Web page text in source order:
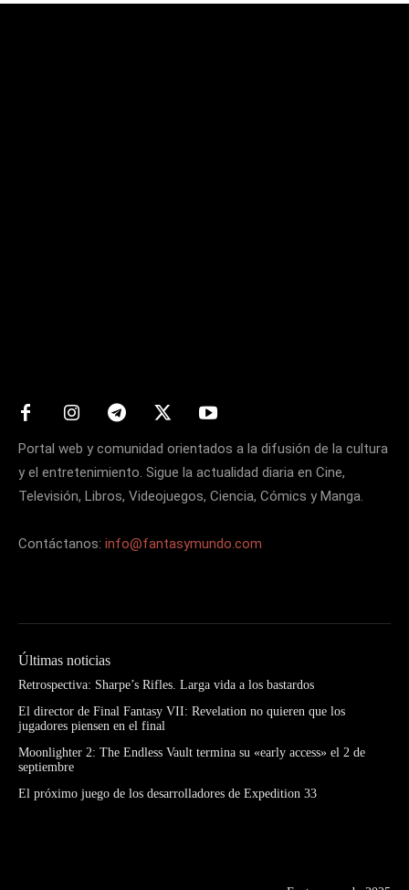
Portal web y comunidad orientados a la difusión de la cultura
y el entretenimiento. Sigue la actualidad diaria en Cine,
Televisión, Libros, Videojuegos, Ciencia, Cómics y Manga.
Contáctanos: info@fantasymundo.com
Últimas noticias
Retrospectiva: Sharpe’s Rifles. Larga vida a los bastardos
El director de Final Fantasy VII: Revelation no quieren que los
jugadores piensen en el final
Moonlighter 2: The Endless Vault termina su «early access» el 2 de
septiembre
El próximo juego de los desarrolladores de Expedition 33